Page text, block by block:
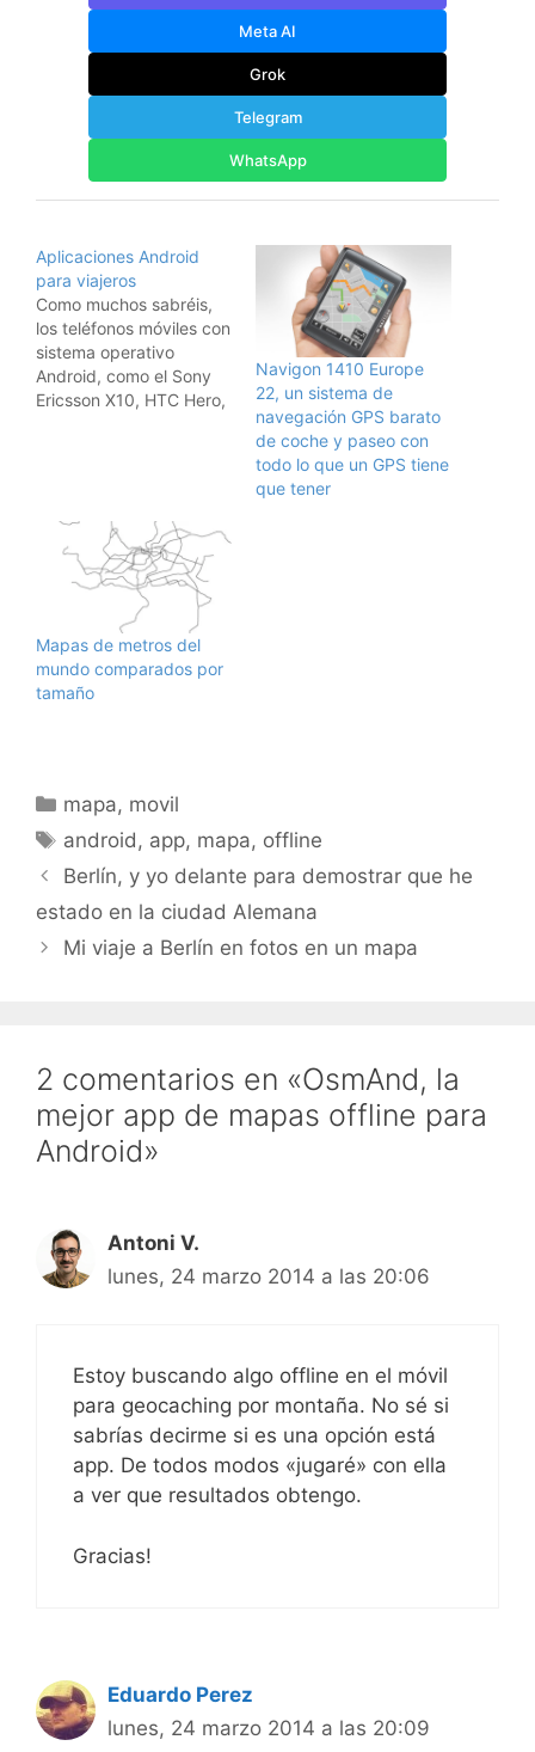
Meta AI
Grok
Telegram
WhatsApp
Aplicaciones Android
para viajeros
Como muchos sabréis,
los teléfonos móviles con
sistema operativo
Android, como el Sony
Ericsson X10, HTC Hero,
de todo tipo.Pues bien,
las siguientes
aplicaciones viajeras
gratuitas son las que
utilizo en mi teléfono,
después de haber
probado…
Navigon 1410 Europe
22, un sistema de
navegación GPS barato
de coche y paseo con
todo lo que un GPS tiene
que tener
Mapas de metros del
mundo comparados por
tamaño
Categorías
mapa, movil
Etiquetas
android , app, mapa, offline
Berlín, y yo delante para demostrar que he
estado en la ciudad Alemana
Mi viaje a Berlín en fotos en un mapa
2 comentarios en «OsmAnd, la
mejor app de mapas offline para
Android»
Antoni V.
lunes, 24 marzo 2014 a las 20:06
Estoy buscando algo offline en el móvil
para geocaching por montaña. No sé si
sabrías decirme si es una opción está
app. De todos modos «jugaré» con ella
a ver que resultados obtengo.
Gracias!
Eduardo Perez
lunes, 24 marzo 2014 a las 20:09